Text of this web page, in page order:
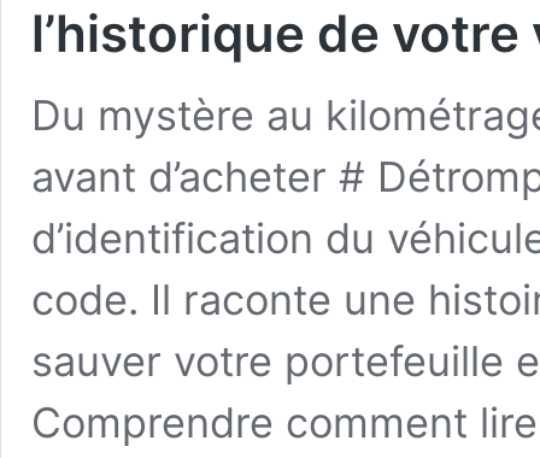
l’historique de
Du mystère au
avant d’acheter #
d’identification du
code. Il raconte une
sauver votre portefeuille
Comprendre comment